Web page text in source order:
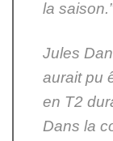
la saison.”
Jules
aurait pu
en T2
Dans la